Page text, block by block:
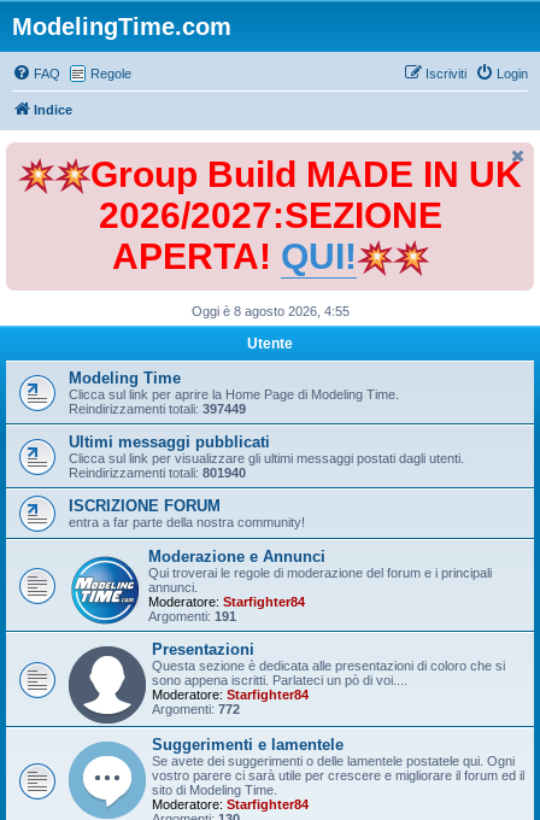
ModelingTime.com
FAQ Regole Login
Iscriviti
Indice
Group Build MADE IN UK
2026/2027:SEZIONE
APERTA! QUI!
Oggi è 8 agosto 2026, 4:55
Utente
Modeling Time
Clicca sul link per aprire la Home Page di Modeling Time.
Reindirizzamenti totali: 397449
Ultimi messaggi pubblicati
Clicca sul link per visualizzare gli ultimi messaggi postati dagli utenti.
Reindirizzamenti totali: 801940
ISCRIZIONE FORUM
entra a far parte della nostra community!
Moderazione e Annunci
Qui troverai le regole di moderazione del forum e i principali
annunci.
Moderatore: Starfighter84
Argomenti: 191
Presentazioni
Questa sezione è dedicata alle presentazioni di coloro che si
sono appena iscritti. Parlateci un pò di voi....
Moderatore: Starfighter84
Argomenti: 772
Suggerimenti e lamentele
Se avete dei suggerimenti o delle lamentele postatele qui. Ogni
vostro parere ci sarà utile per crescere e migliorare il forum ed il
sito di Modeling Time.
Moderatore: Starfighter84